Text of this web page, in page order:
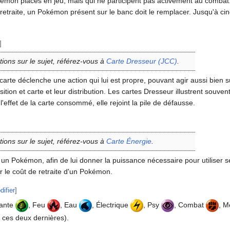
un Pokémon présent sur le banc doit le remplacer. Jusqu'à
]
sur le sujet, référez-vous à Carte Dresseur (JCC)
déclenche une action qui lui est propre, pouvant agir aussi bien
et carte et leur distribution. Les cartes Dresseur illustrent
de la carte consommé, elle rejoint la pile de défausse.
sur le sujet, référez-vous à Carte Énergie
Pokémon, afin de lui donner la puissance nécessaire pour utiliser
coût de retraite d'un Pokémon.
]
, Feu , Eau , Électrique , Psy , Combat
,
deux dernières).